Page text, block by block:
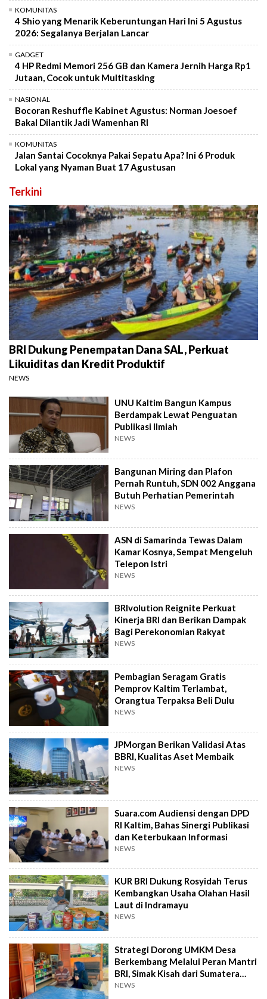
KOMUNITAS
4 Shio yang Menarik Keberuntungan Hari Ini 5 Agustus
2026: Segalanya Berjalan Lancar
GADGET
4 HP Redmi Memori 256 GB dan Kamera Jernih Harga Rp1
Jutaan, Cocok untuk Multitasking
NASIONAL
Bocoran Reshuffle Kabinet Agustus: Norman Joesoef
Bakal Dilantik Jadi Wamenhan RI
KOMUNITAS
Jalan Santai Cocoknya Pakai Sepatu Apa? Ini 6 Produk
Lokal yang Nyaman Buat 17 Agustusan
Terkini
BRI Dukung Penempatan Dana SAL, Perkuat
Likuiditas dan Kredit Produktif
NEWS
UNU Kaltim Bangun Kampus
Berdampak Lewat Penguatan
Publikasi Ilmiah
NEWS
Bangunan Miring dan Plafon
Pernah Runtuh, SDN 002 Anggana
Butuh Perhatian Pemerintah
NEWS
ASN di Samarinda Tewas Dalam
Kamar Kosnya, Sempat Mengeluh
Telepon Istri
NEWS
BRIvolution Reignite Perkuat
Kinerja BRI dan Berikan Dampak
Bagi Perekonomian Rakyat
NEWS
Pembagian Seragam Gratis
Pemprov Kaltim Terlambat,
Orangtua Terpaksa Beli Dulu
NEWS
JPMorgan Berikan Validasi Atas
BBRI, Kualitas Aset Membaik
NEWS
Suara.com Audiensi dengan DPD
RI Kaltim, Bahas Sinergi Publikasi
dan Keterbukaan Informasi
NEWS
KUR BRI Dukung Rosyidah Terus
Kembangkan Usaha Olahan Hasil
Laut di Indramayu
NEWS
Strategi Dorong UMKM Desa
Berkembang Melalui Peran Mantri
BRI, Simak Kisah dari Sumatera
Utara Ini
NEWS